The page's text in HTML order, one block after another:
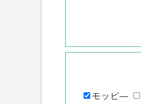
モッピ―